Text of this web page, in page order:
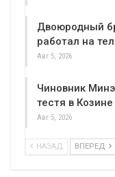
Двоюродный
работал на
Авг 5, 2026
Чиновник
тестя в
Авг 5, 2026
НАЗАД ВПЕРЕД